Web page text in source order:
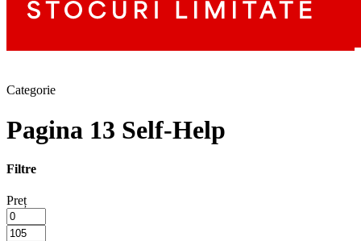
Categorie
Pagina 13 Self-Help
Filtre
Preț